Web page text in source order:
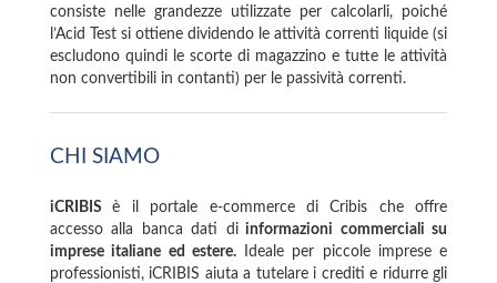
consiste nelle grandezze utilizzate per calcolarli, poiché
l’Acid Test si ottiene dividendo le attività correnti liquide (si
escludono quindi le scorte di magazzino e tutte le attività
non convertibili in contanti) per le passività correnti.
CHI SIAMO
iCRIBISè il portale e-commerce di Cribis che offre
accesso alla banca dati diinformazioni commerciali su
imprese italiane ed estere.Ideale per piccole imprese e
professionisti, iCRIBIS aiuta a tutelare i crediti e ridurre gli